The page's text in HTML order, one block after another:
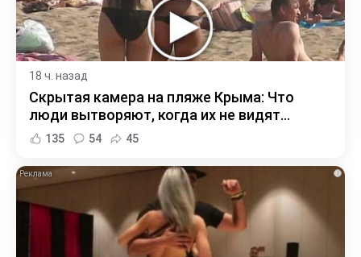
18 ч. назад
Скрытая камера на пляже Крыма: Что
люди вытворяют, когда их не видят...
135 54 45
i